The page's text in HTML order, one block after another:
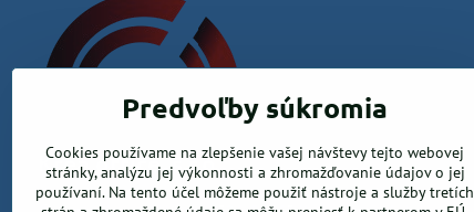
Krea office, s.r.o.
Predvoľby súkromia
Cookies používame na zlepšenie vašej návštevy tejto webovej
stránky, analýzu jej výkonnosti a zhromažďovanie údajov o jej
používaní. Na tento účel môžeme použiť nástroje a služby tretích